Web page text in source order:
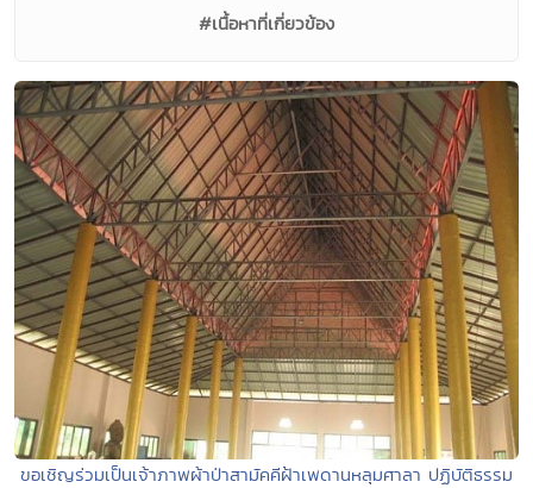
#เนื้อหาที่เกี่ยวข้อง
ขอเชิญร่วมเป็นเจ้าภาพผ้าป่าสามัคคีฝ้าเพดานหลุมศาลา ปฏิบัติธรรม